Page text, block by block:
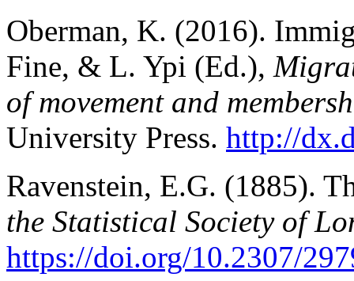
Oberman, K. (2016).
Fine, & L. Ypi (Ed.),
of movement and
University Press. http://
Ravenstein, E.G. (1885).
the Statistical Society of
https://doi.org/10.2307/